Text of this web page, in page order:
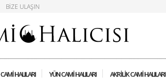
BIZE ULAŞIN
HALILARI YÜN CAMI HALILARI AKRILIK CAMI HALILARI